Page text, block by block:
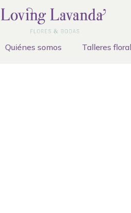
Quiénes somos Talleres